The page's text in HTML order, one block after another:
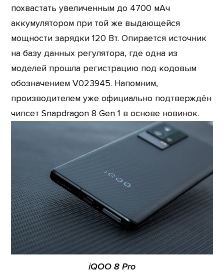
похвастать увеличенным до 4700 мАч
аккумулятором при той же выдающейся
мощности зарядки 120 Вт. Опирается источник
на базу данных регулятора, где одна из
моделей прошла регистрацию под кодовым
обозначением V023945. Напомним,
производителем уже официально подтверждён
чипсет Snapdragon 8 Gen 1 в основе новинок.
iQOO 8 Pro